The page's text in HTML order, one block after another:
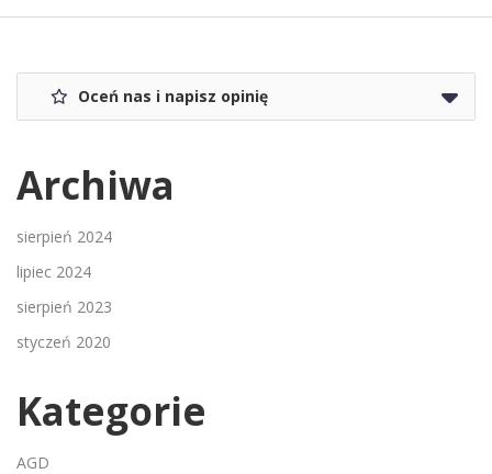
Oceń nas i napisz opinię
Archiwa
sierpień 2024
lipiec 2024
sierpień 2023
styczeń 2020
Kategorie
AGD